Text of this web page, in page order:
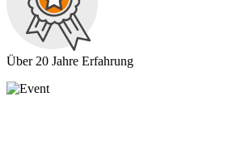
Über 20 Jahre Erfahrung